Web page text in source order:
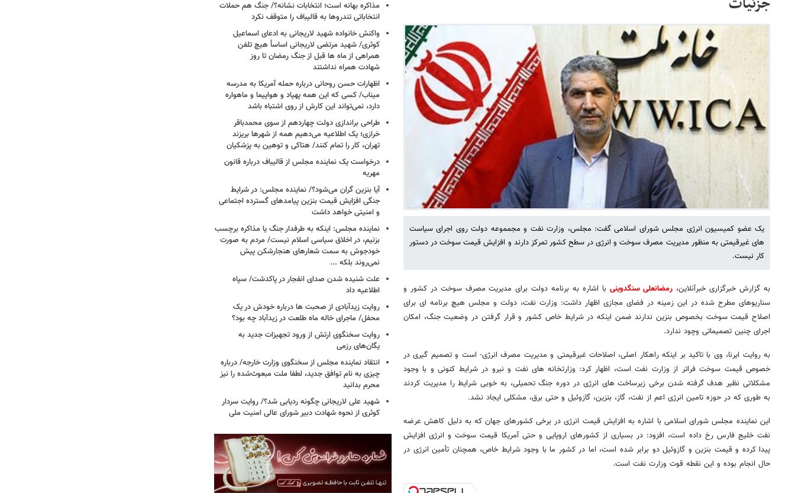
یک عضو کمیسیون انرژی مجلس شورای اسلامی گفت: مجلس، وزارت نفت و مجمموعه دولت روی اجرای سیاست
های غیرقیمتی به منظور مدیریت مصرف سوخت و انرژی در سطح کشور تمرکز دارند و افزایش قیمت سوخت در دستور
کار نیست.
به گزارش خبرگزاری خبرآنلاین، رمضانعلی سنگدوینی با اشاره به برنامه دولت برای مدیریت مصرف سوخت در کشور و
سناریوهای مطرح شده در این زمینه در فضای مجازی اظهار داشت: وزارت نفت، دولت و مجلس هیچ برنامه ای برای
اصلاح قیمت سوخت بخصوص بنزین ندارند ضمن اینکه در شرایط خاص کشور و قرار گرفتن در وضعیت جنگ، امکان
اجرای چنین تصمیماتی وچود ندارد.
به روایت ایرنا، وی با تاکید بر اینکه راهکار اصلی، اصلاحات غیرقیمتی و مدیریت مصرف انرژی- است و تصمیم گیری در
خصوص قیمت سوخت فراتر از وزارت نفت است، اظهار کرد: وزارتخانه های نفت و نیرو در شرایط کنونی و با وجود
مشکلاتی نظیر هدف گرفته شدن برخی زیرساخت های انرژی در دوره جنگ تحمیلی، به خوبی شرایط را مدیریت کردند
به طوری که در حوزه تامین انرژی اعم از نفت، گاز، بنزین، گازوئیل و حتی برق، مشکلی ایجاد نشد.
این نماینده مجلس شورای اسلامی با اشاره به افزایش قیمت انرژی در برخی کشورهای جهان که به دلیل کاهش عرضه
نفت خلیج فارس رخ داده است، افزود: در بسیاری از کشورهای اروپایی و حتی آمریکا قیمت سوخت و انرژی افزایش
پیدا کرده و قیمت بنزین و گازوئیل دو برابر شده است، اما در کشور ما با وجود شرایط خاص، همچنان تأمین انرژی در
حال انجام بوده و این نقطه قوت وزارت نفت است.
مذاکره بهانه است؛ انتخابات نشانه؟/ جنگ هم حملات
انتخاباتی تندروها به قالیباف را متوقف نکرد
واکنش خانواده شهید لاریجانی به ادعای اسماعیل
کوثری/ شهید مرتضی لاریجانی اساساً هیچ تلفن
همراهی از ماه ها قبل از جنگ رمضان تا روز
شهادت همراه نداشتند
اظهارات حسن روحانی درباره حمله آمریکا به مدرسه
میناب/ کسی که این همه پهپاد و هواپیما و ماهواره
دارد، نمی‌تواند این کارش از روی اشتباه باشد
طراحی براندازی دولت چهاردهم از سوی محمدباقر
خرازی؛ یک اطلاعیه می‌دهیم همه از شهرها بریزند
تهران، کار را تمام کنند/ هتاکی و توهین به پزشکیان
درخواست یک نماینده مجلس از قالیباف درباره قانون
مهریه
آیا بنزین گران می‌شود؟/ نماینده مجلس: در شرایط
جنگی افزایش قیمت بنزین پیامدهای گسترده اجتماعی
و امنیتی خواهد داشت
نماینده مجلس: اینکه به طرفدار جنگ یا مذاکره برچسب
بزنیم، در اخلاق سیاسی اسلام نیست/ مردم به صورت
خودجوش به سمت شعارهای هنجارشکن پیش
نمی‌روند بلکه ...
علت شنیده شدن صدای انفجار در پاکدشت/ سپاه
اطلاعیه داد
روایت زیدآبادی از صحبت ها درباره خودش در یک
محفل/ ماجرای خاله ماه طلعت در زیدآباد چه بود؟
روایت سخنگوی ارتش از ورود تجهیزات جدید به
یگان‌های رزمی
انتقاد نماینده مجلس از سخنگوی وزارت خارجه/ درباره
چیزی به نام توافق جدید، لطفا ملت مبعوث‌شده را نیز
محرم بدانید
شهید علی لاریجانی چگونه ردیابی شد؟/ روایت سردار
کوثری از نحوه شهادت دبیر شورای عالی امنیت ملی